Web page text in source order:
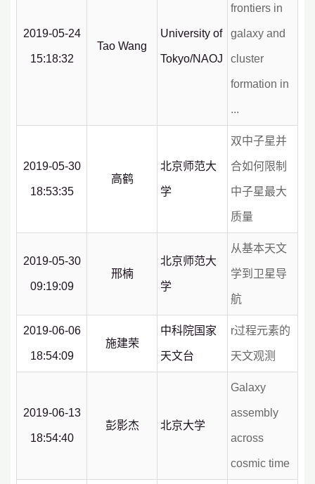
2019-05-24
15:18:32
Tao Wang
University of
Tokyo/NAOJ
frontiers in
galaxy and
cluster
formation in
...
2019-05-30
18:53:35
高鹤
北京师范大
学
双中子星并
合如何限制
中子星最大
质量
2019-05-30
09:19:09
邢楠
北京师范大
学
从基本天文
学到卫星导
航
2019-06-06
18:54:09
施建荣
中科院国家
天文台
r过程元素的
天文观测
2019-06-13
18:54:40
彭影杰 北京大学
Galaxy
assembly
across
cosmic time